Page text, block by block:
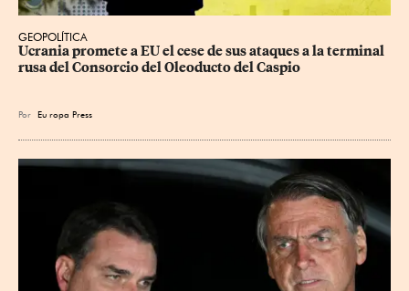
GEOPOLÍTICA
Ucrania promete a EU el cese de sus ataques a la terminal
rusa del Consorcio del Oleoducto del Caspio
Por Eu ropa Press